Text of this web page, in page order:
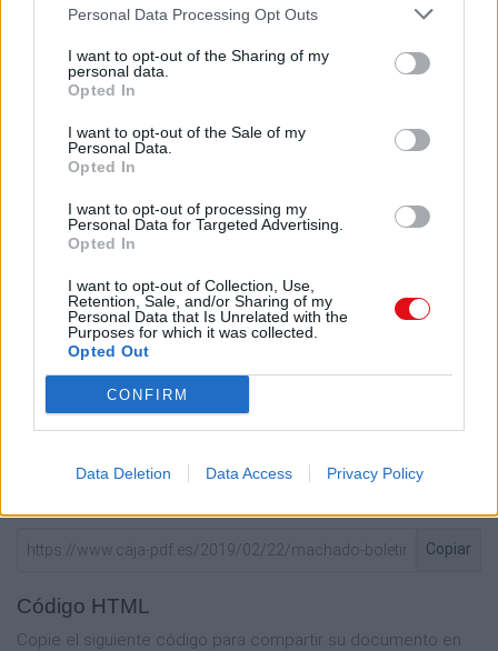
Personal Data Processing Opt Outs
I want to opt-out of the Sharing of my
personal data.
Opted In
I want to opt-out of the Sale of my
Personal Data.
Opted In
I want to opt-out of processing my
Personal Data for Targeted Advertising.
Opted In
I want to opt-out of Collection, Use,
Retention, Sale, and/or Sharing of my
Personal Data that Is Unrelated with the
Purposes for which it was collected.
Opted Out
CONFIRM
Data Deletion Data Access Privacy Policy
Enlace a esta página
Enlace permanente
Utilice el enlace permanente a la página de descarga del
LinkedIn.. O directamente en contacto con el correo
Copiar
Código HTML
Copie el siguiente código para compartir su documento en